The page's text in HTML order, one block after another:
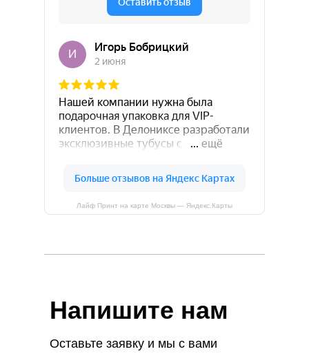
Лайф Принт на карте Москвы — Яндекс.Карты
Напишите нам
Оставьте заявку и мы с вами